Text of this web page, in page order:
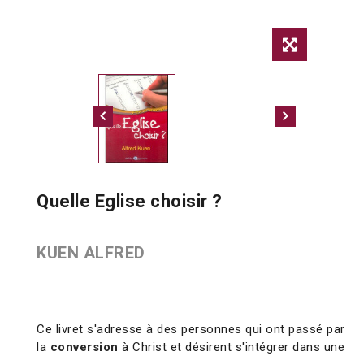
Quelle Eglise choisir ?
KUEN ALFRED
Ce livret s'adresse à des personnes qui ont passé par
la conversion à Christ et désirent s'intégrer dans une